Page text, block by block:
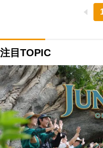
注目TOPIC